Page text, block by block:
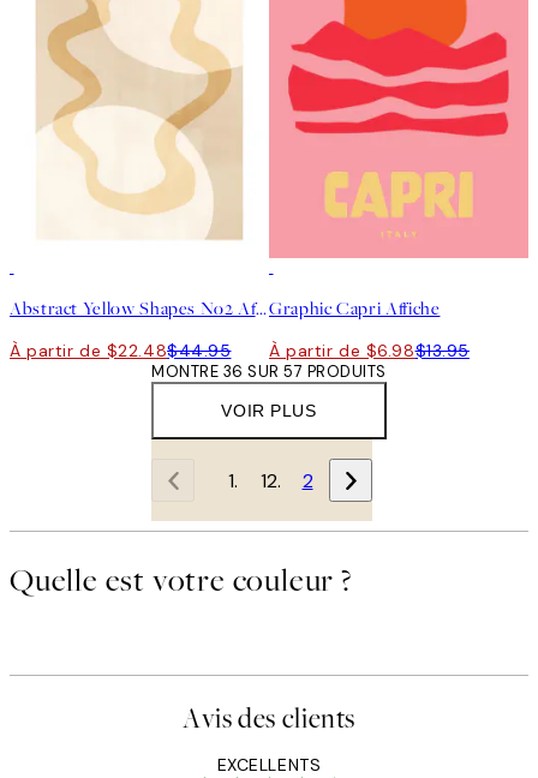
Abstract Yellow Shapes No2 Affiche
À partir de $22.48$44.95
Graphic Capri Affiche
À partir de $6.98$13.95
VOIR PLUS
MONTRE 36 SUR 57 PRODUITS
1 2
Quelle est votre couleur ?
Avis des clients
EXCELLENTS